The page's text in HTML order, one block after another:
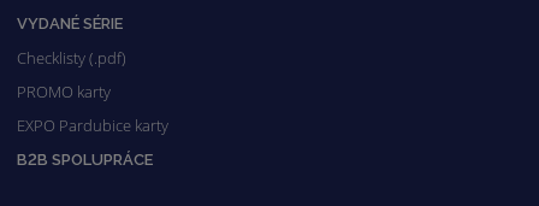
VYDANÉ SÉRIE
Checklisty (.pdf)
PROMO karty
EXPO Pardubice karty
B2B SPOLUPRÁCE